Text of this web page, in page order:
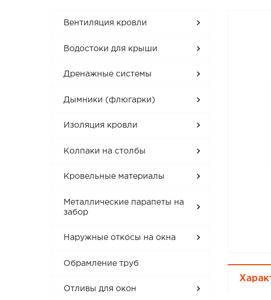
Вентиляция кровли
Водостоки для крыши
Дренажные системы
Дымники (флюгарки)
Изоляция кровли
Колпаки на столбы
Кровельные материалы
Металлические парапеты на
забор
Наружные откосы на окна
Обрамление труб
Отливы для окон